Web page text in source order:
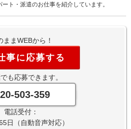
ト・派遣のお仕事を紹介しています。
ままWEBから！
事に応募する
も応募できます。
503-359
電話受付：
日（自動音声対応）